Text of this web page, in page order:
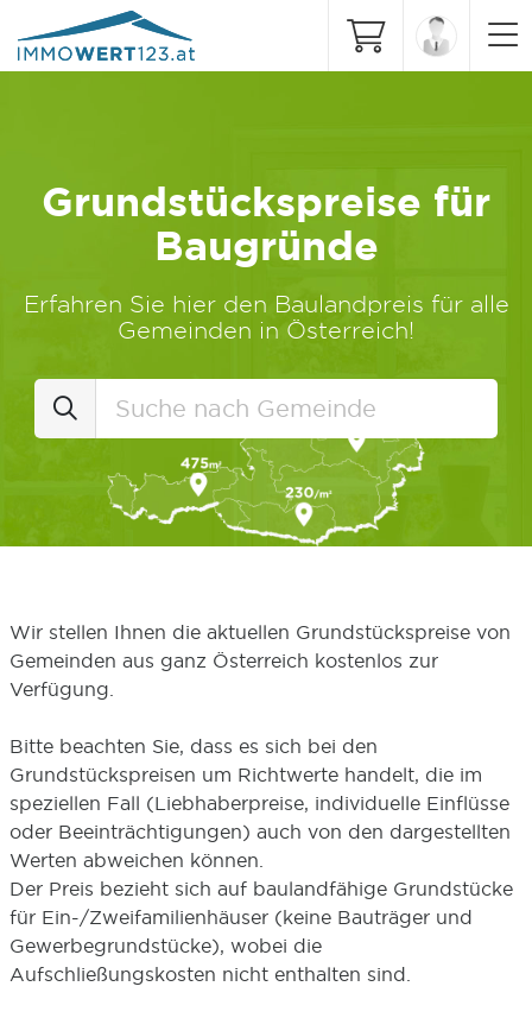
Grundstückspreise für
Baugründe
Erfahren Sie hier den Baulandpreis für alle
Gemeinden in Österreich!
Wir stellen Ihnen die aktuellen Grundstückspreise von
Gemeinden aus ganz Österreich kostenlos zur
Verfügung.
Bitte beachten Sie, dass es sich bei den
Grundstückspreisen um Richtwerte handelt, die im
speziellen Fall (Liebhaberpreise, individuelle Einflüsse
oder Beeinträchtigungen) auch von den dargestellten
Werten abweichen können.
Der Preis bezieht sich auf baulandfähige Grundstücke
für Ein-/Zweifamilienhäuser (keine Bauträger und
Gewerbegrundstücke), wobei die
Aufschließungskosten nicht enthalten sind.